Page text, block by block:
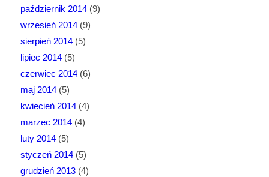
październik 2014(9)
wrzesień 2014(9)
sierpień 2014(5)
lipiec 2014(5)
czerwiec 2014(6)
maj 2014(5)
kwiecień 2014(4)
marzec 2014(4)
luty 2014(5)
styczeń 2014(5)
grudzień 2013(4)